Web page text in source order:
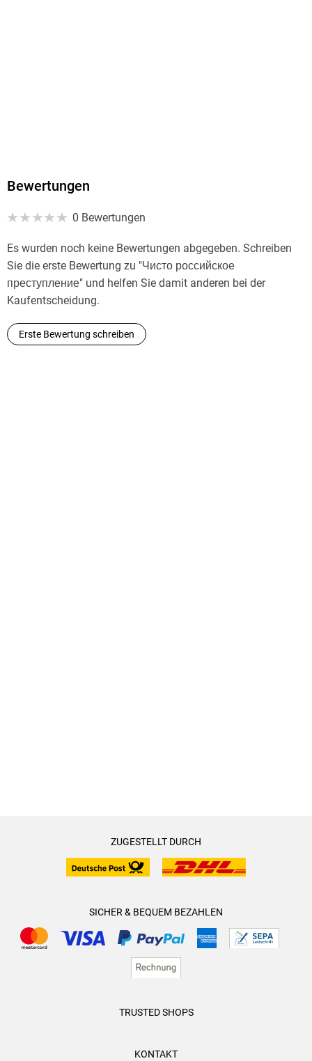
Bewertungen
0 Bewertungen
Es wurden noch keine Bewertungen abgegeben. Schreiben
Sie die erste Bewertung zu "Чисто российское
преступление" und helfen Sie damit anderen bei der
Kaufentscheidung.
Erste Bewertung schreiben
ZUGESTELLT DURCH
SICHER & BEQUEM BEZAHLEN
TRUSTED SHOPS
KONTAKT